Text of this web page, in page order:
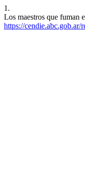
1.
Los maestros que fuman
https://cendie.abc.gob.ar/